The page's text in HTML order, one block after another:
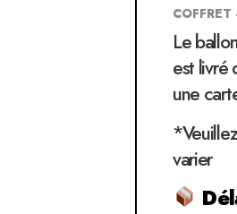
COFFRET
Le
est livré
une
varier